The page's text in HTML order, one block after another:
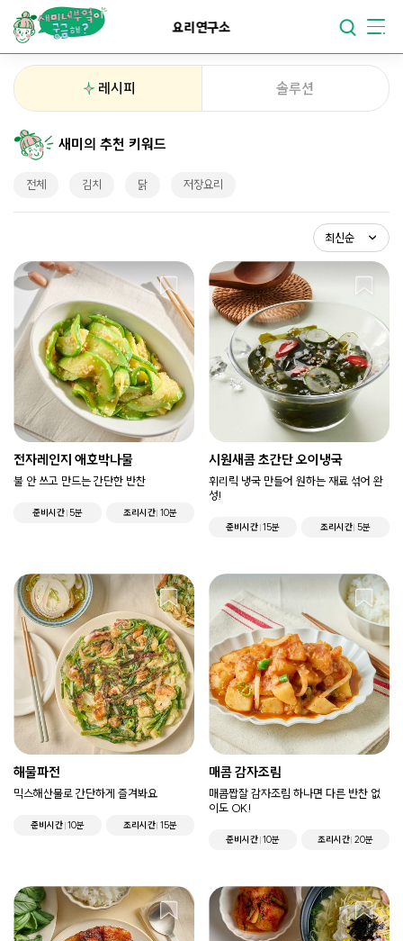
맛있어지는부엌
요리가
요리가
요리연구소
레시피 솔루션
새미의 추천 키워드
전체 김치 닭 저장요리
최신순
조회순
전자레인지 애호박나물
불 안 쓰고 만드는 간단한 반찬
준비시간 5분 조리시간 10분
시원새콤 초간단 오이냉국
휘리릭 냉국 만들어 원하는 재료 섞어 완
성!
준비시간 15분 조리시간 5분
해물파전
믹스해산물로 간단하게 즐겨봐요
준비시간 10분 조리시간 15분
매콤 감자조림
매콤짭잘 감자조림 하나면 다른 반찬 없
이도 OK!
준비시간 10분 조리시간 20분